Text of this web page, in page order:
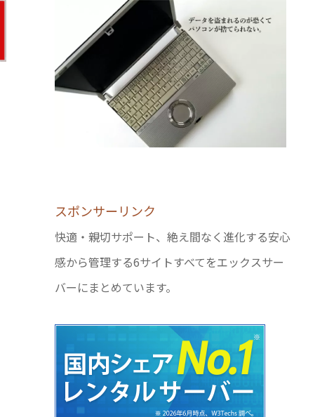
スポンサーリンク
快適・親切サポート、絶え間なく進化する安心
感から管理する6サイトすべてをエックスサー
バーにまとめています。